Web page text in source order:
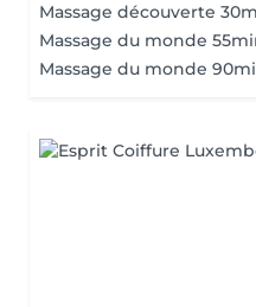
Massage découverte
Massage du monde
Massage du monde